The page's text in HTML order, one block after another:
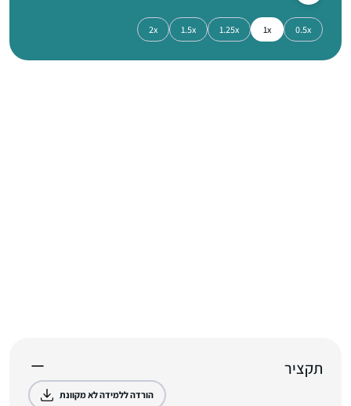
0.5x
1x
1.25x
1.5x
2x
תקציר
הורדה ללמידה לא מקוונת